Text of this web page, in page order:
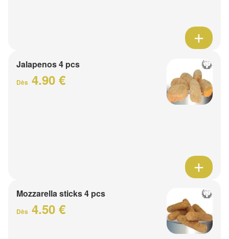
Jalapenos 4 pcs
Dès 4.90 €
Mozzarella sticks 4 pcs
Dès 4.50 €